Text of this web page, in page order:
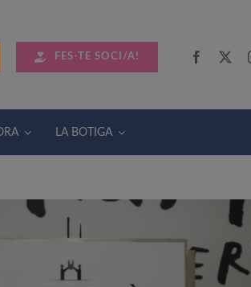
FES-TE SOCI/A!
LA BOTIGA